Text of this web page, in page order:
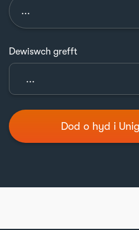
Dewiswch grefft
...
Dod o hyd i